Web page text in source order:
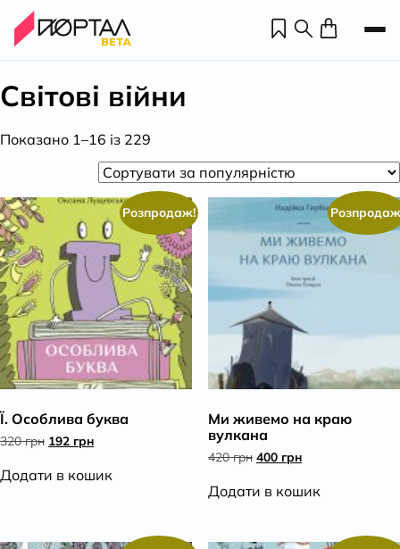
Світові війни
Показано 1–16 із 229
популярністю
Розпродаж!
Ї. Особлива буква
320грн Оригінальна
192 грнПоточна
Додати в кошик
Ми живемо на краю
вулкана
420грн Оригінальна
400 грнПоточна
Додати в кошик